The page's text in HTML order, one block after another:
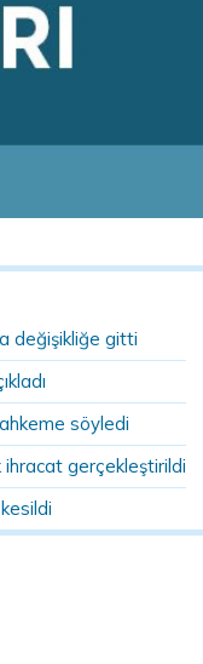
değişikliğe gitti
söyledi
ihracat gerçekleştirildi